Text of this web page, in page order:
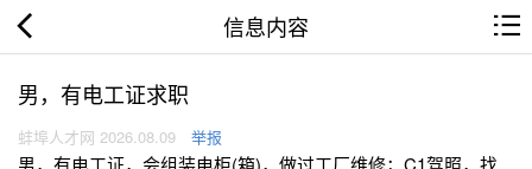
信息内容
男，有电工证求职
蚌埠人才网 2026.08.09 举报
男，有电工证，会组装电柜(箱)，做过工厂维修；C1驾照，找